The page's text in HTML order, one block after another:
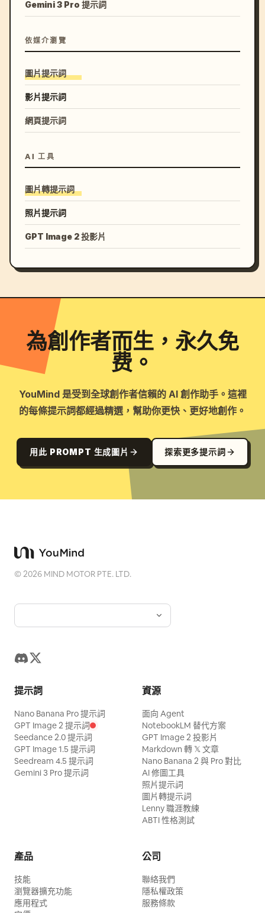
Gemini 3 Pro 提示詞
依媒介瀏覽
圖片提示詞
影片提示詞
網頁提示詞
AI 工具
圖片轉提示詞
照片提示詞
GPT Image 2 投影片
為創作者而生，永久免
费。
YouMind 是受到全球創作者信賴的 AI 創作助手。這裡
的每條提示詞都經過精選，幫助你更快、更好地創作。
用此 PROMPT 生成圖片 探索更多提示詞
©2026 MIND MOTOR PTE. LTD.
提示詞
Nano Banana Pro 提示詞
GPT Image 2 提示詞
Seedance 2.0 提示詞
GPT Image 1.5 提示詞
Seedream 4.5 提示詞
Gemini 3 Pro 提示詞
資源
面向 Agent
NotebookLM 替代方案
GPT Image 2 投影片
Markdown 轉 𝕏 文章
Nano Banana 2 與 Pro 對比
AI 修圖工具
照片提示詞
圖片轉提示詞
Lenny 職涯教練
ABTI 性格測試
產品
技能
瀏覽器擴充功能
應用程式
公司
聯絡我們
隱私權政策
服務條款